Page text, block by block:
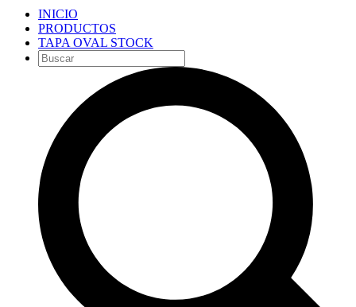
INICIO
PRODUCTOS
TAPA OVAL STOCK